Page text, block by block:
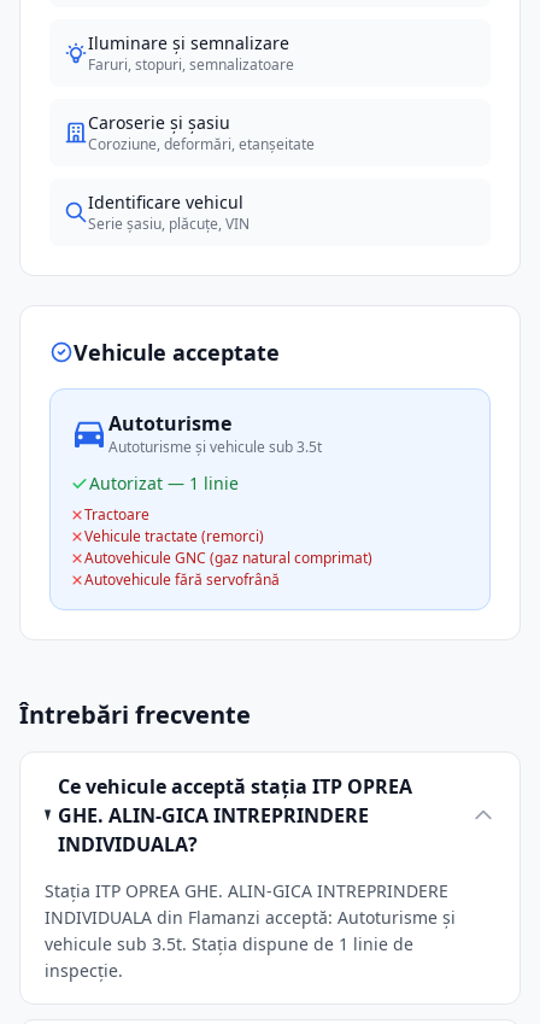
Iluminare și semnalizare
Faruri, stopuri, semnalizatoare
Caroserie și șasiu
Coroziune, deformări, etanșeitate
Identificare vehicul
Serie șasiu, plăcuțe, VIN
Vehicule acceptate
Autoturisme
Autoturisme și vehicule sub 3.5t
Autorizat — 1 linie
Tractoare
Vehicule tractate (remorci)
Autovehicule GNC (gaz natural comprimat)
Autovehicule fără servofrână
Întrebări frecvente
Ce vehicule acceptă stația ITP OPREA
GHE. ALIN-GICA INTREPRINDERE
INDIVIDUALA?
Stația ITP OPREA GHE. ALIN-GICA INTREPRINDERE
INDIVIDUALA din Flamanzi acceptă: Autoturisme și
vehicule sub 3.5t. Stația dispune de 1 linie de
inspecție.